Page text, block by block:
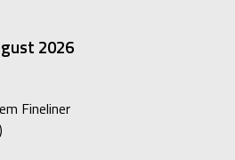
2026
Fineliner